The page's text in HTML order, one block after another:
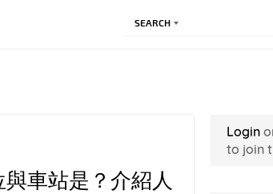
SEARCH
車站是？介紹人
Login
to join